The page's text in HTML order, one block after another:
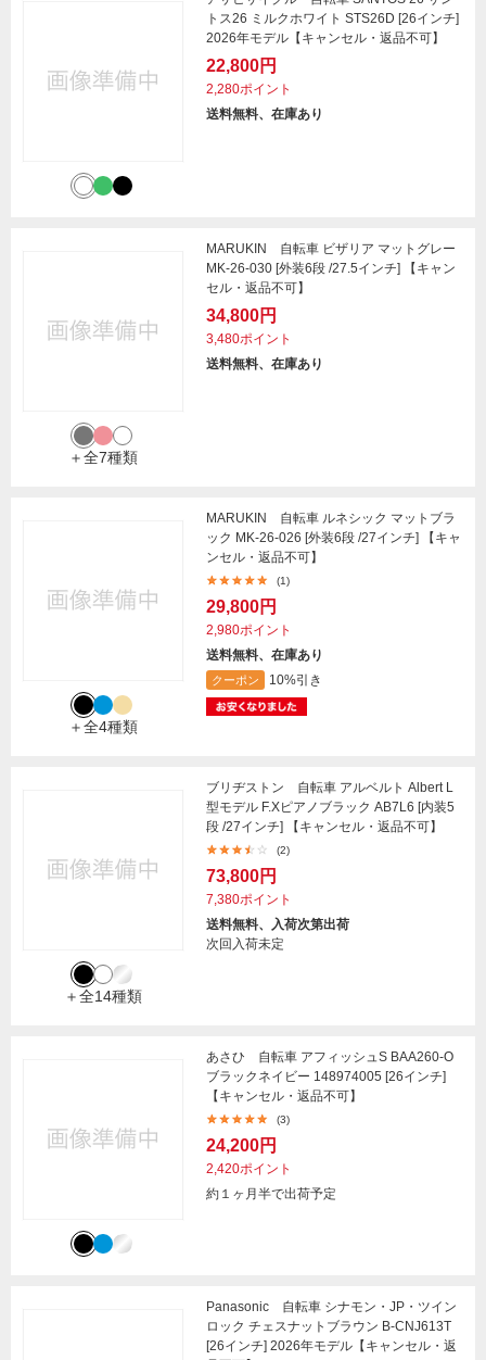
トス26 ミルクホワイト STS26D [26インチ]
2026年モデル【キャンセル・返品不可】
22,800円
2,280ポイント
送料無料、在庫あり
＋全7種類
MARUKIN 自転車 ビザリア マットグレー
MK-26-030 [外装6段 /27.5インチ] 【キャン
セル・返品不可】
34,800円
3,480ポイント
送料無料、在庫あり
＋全4種類
MARUKIN 自転車 ルネシック マットブラ
ック MK-26-026 [外装6段 /27インチ] 【キャ
ンセル・返品不可】
(1)
29,800円
2,980ポイント
送料無料、在庫あり
クーポン 10%引き
＋全14種類
ブリヂストン 自転車 アルベルト Albert L
型モデル F.Xピアノブラック AB7L6 [内装5
段 /27インチ] 【キャンセル・返品不可】
(2)
73,800円
7,380ポイント
送料無料、入荷次第出荷
次回入荷未定
あさひ 自転車 アフィッシュS BAA260-O
ブラックネイビー 148974005 [26インチ]
【キャンセル・返品不可】
(3)
24,200円
2,420ポイント
約１ヶ月半で出荷予定
Panasonic 自転車 シナモン・JP・ツイン
ロック チェスナットブラウン B-CNJ613T
[26インチ] 2026年モデル【キャンセル・返